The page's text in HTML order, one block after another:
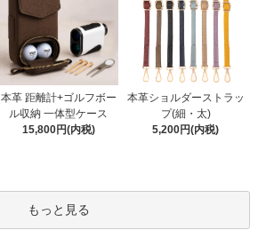
本革 距離計+ゴルフボー
ル収納 一体型ケース
15,800円(内税)
本革ショルダーストラッ
プ(細・太)
5,200円(内税)
もっと見る